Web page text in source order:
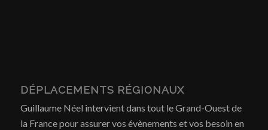
DÉPLACEMENTS RÉGIONAUX
Guillaume Néel intervient dans tout le Grand-Ouest de
la France pour assurer vos évènements et vos besoin en